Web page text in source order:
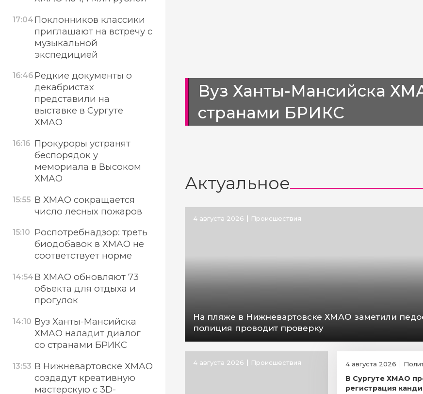
в ХМАО не
Вуз Ханты-Мансийска
странами БРИКС
17:04 Поклонников классики
приглашают на встречу с
музыкальной
экспедицией
16:46 Редкие документы о
декабристах
представили на
выставке в Сургуте
ХМАО
16:16 Прокуроры устранят
беспорядок у
мемориала в Высоком
ХМАО
15:55 В ХМАО сокращается
число лесных пожаров
15:10 Роспотребнадзор: треть
биодобавок в ХМАО не
соответствует норме
14:54 В ХМАО обновляют 73
объекта для отдыха и
прогулок
14:10 Вуз Ханты-Мансийска
ХМАО наладит диалог
со странами БРИКС
13:53 В Нижневартовске ХМАО
создадут креативную
мастерскую с 3D-
Актуальное
4 августа 2026 Происшествия
На пляже в Нижневартовске ХМАО заметили
полиция проводит проверку
4 августа 2026 Происшествия 4 августа 2026
В Сургуте ХМАО
регистрация